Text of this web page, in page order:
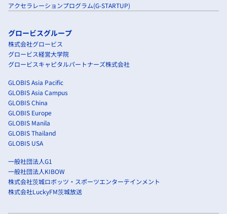
アクセラレーションプログラム(G-STARTUP)
グロービスグループ
株式会社グロービス
グロービス経営大学院
グロービスキャピタルパートナーズ株式会社
GLOBIS Asia Pacific
GLOBIS Asia Campus
GLOBIS China
GLOBIS Europe
GLOBIS Manila
GLOBIS Thailand
GLOBIS USA
一般社団法人G1
一般社団法人KIBOW
株式会社茨城ロボッツ・スポーツエンターテインメント
株式会社LuckyFM茨城放送